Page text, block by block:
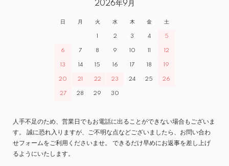
2026年9月
日 月 火 水 木 金 土
1 2 3 4 5
6 7 8 9 10 11 12
13 14 15 16 17 18 19
20 21 22 23 24 25 26
27 28 29 30
人手不足のため、営業日でもお電話に出ることができない場合もございま
す。 誠に恐れ入りますが、ご不明な点などございましたら、お問い合わ
せフォームをご利用くださいませ。 できるだけ早めにお返事を差し上げ
るようにいたします。